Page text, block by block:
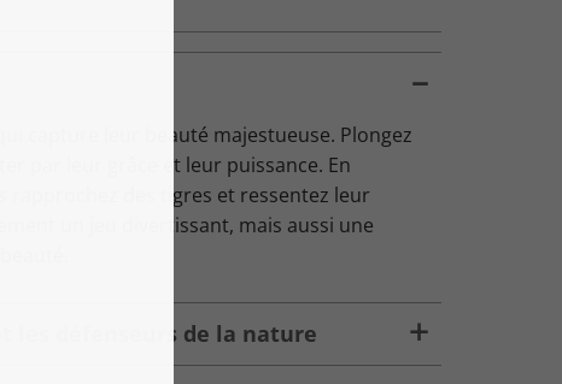
capture leur beauté majestueuse. Plongez
par leur grâce et leur puissance. En
rapprochez des tigres et ressentez leur
un jeu divertissant, mais aussi une
les défenseurs de la nature